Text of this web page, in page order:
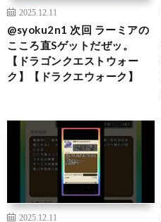
2025.12.11
@syoku2n1 次回 ラーミアの
こころ直Sゲットだぜッ。
【ドラゴンクエストウォー
ク】【ドラクエウォーク】
2025.12.11